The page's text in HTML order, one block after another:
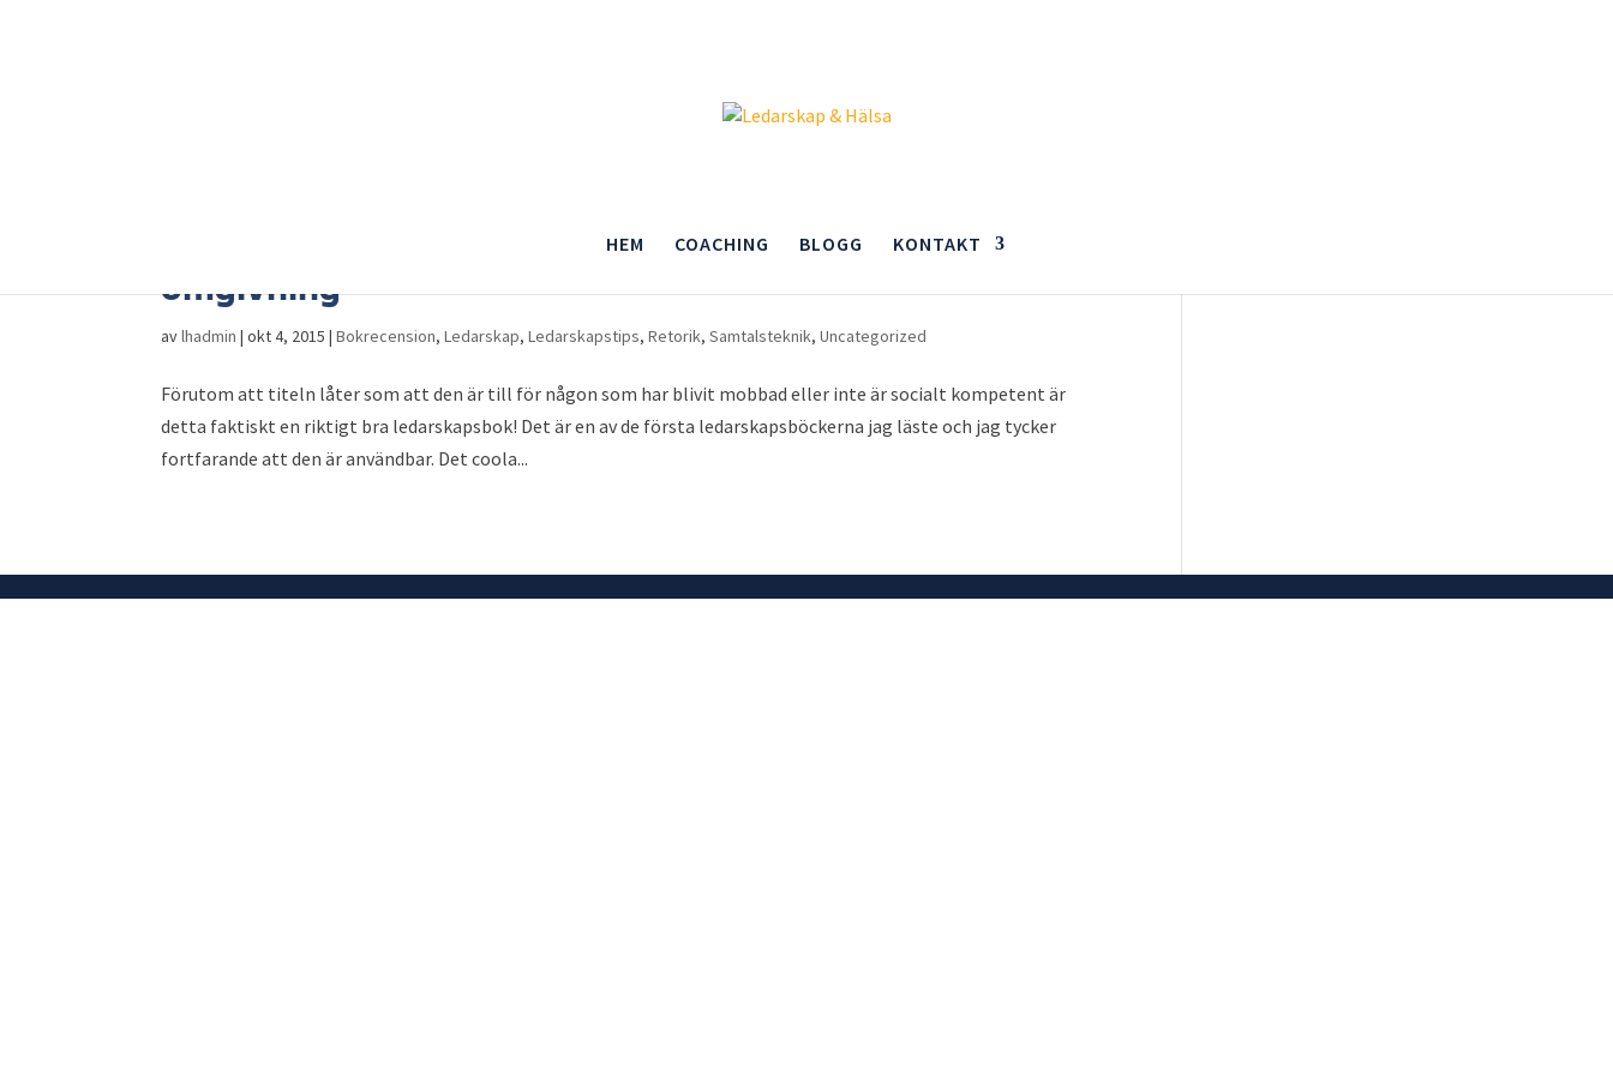
HEM COACHING BLOGG KONTAKT
Boktips: Hur du vinner vänner och påverkar din
omgivning
avlhadmin |okt 4, 2015 |Bokrecension,Ledarskap,Ledarskapstips,Retorik,Samtalsteknik,Uncategorized
Förutom att titeln låter som att den är till för någon som har blivit mobbad eller inte är socialt kompetent är
detta faktiskt en riktigt bra ledarskapsbok! Det är en av de första ledarskapsböckerna jag läste och jag tycker
fortfarande att den är användbar. Det coola...